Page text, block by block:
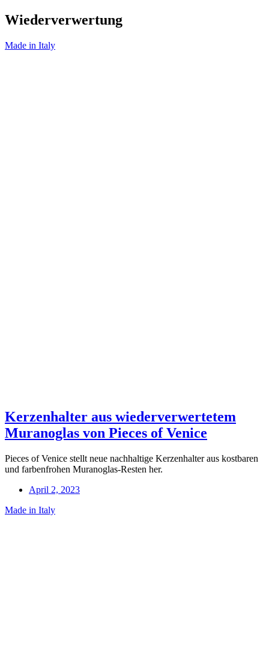
Wiederverwertung
Made in Italy
Kerzenhalter aus wiederverwertetem
Muranoglas von Pieces of Venice
Pieces of Venice stellt neue nachhaltige Kerzenhalter aus kostbaren
und farbenfrohen Muranoglas-Resten her.
April 2, 2023
Made in Italy